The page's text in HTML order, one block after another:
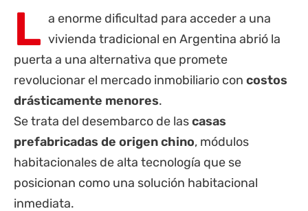
L a enorme dificultad para acceder a una
vivienda tradicional en Argentina abrió la
puerta a una alternativa que promete
revolucionar el mercado inmobiliario con costos
drásticamente menores.
Se trata del desembarco de lascasas
prefabricadas de origen chino, módulos
habitacionales de alta tecnología que se
posicionan como una solución habitacional
inmediata.